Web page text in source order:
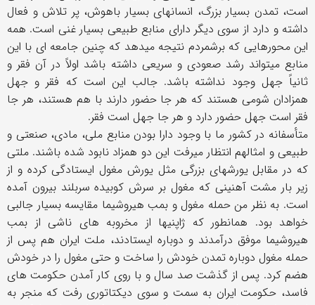
است، تمدن بسیار بزرگ، انسانهای بسیار باهوش، پر تلاش و فعال
داشته و دارد از سوی دیگر دارای منابع طبیعی بسیار غنی است. همه
این محورهایی که برشمردم نتیجه میدهد که چنین جامعه ای با این
منابع میتواند رشد صعودی و سریعی داشته باشد اولاً در آن فقر و
ثانیاً جهل وجود نداشته باشد. جالب این است که فقر و جهل
همزادان شومی هستند که هر جا حضور دارند با هم هستند، هر جا
فقر است جهل حضور دارد و هر جا جهل است فقر.
متأسفانه در کشور ما با وجود دارا بودن منابع ملی، مادی، صنعتی و
طبیعی و امثالهم انتظار میرفت این دو همزاد نابود شده باشند. ملتی
که در مقابل یورشهای بزرگی مثل یورش مغول ایستادگی کرده و از
زیر بار مشت آهنینی که مغول بر سرش کوبیده سربلند بیرون آمده
است. به نظر من حمله مغول و بمب هیروشیما مقایسه بسیار جالبی
خواهد بود. همانطور که ژاپنیها از مخروبه های ناشی از بمب
هیروشیما موفق درآمدند و دوباره ایستادند، ملت ایران هم پس از
حمله مغول دوباره تمدن خودش را ساخت و حتی مغول را در خودش
هضم کرد. پس از گذشت صد سال و با روی کار آمدن حکومت های
فاسد، حکومت ایران به سمت و سوی دیکتاتوری رفت که منجر به